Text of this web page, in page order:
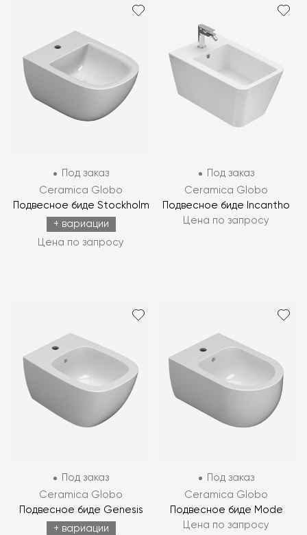
Под заказ
Ceramica Globo
Подвесное биде Stockholm
+ вариации
Цена по запросу
Под заказ
Ceramica Globo
Подвесное биде Incantho
Цена по запросу
Под заказ
Ceramica Globo
Подвесное биде Genesis
+ вариации
Под заказ
Ceramica Globo
Подвесное биде Mode
Цена по запросу